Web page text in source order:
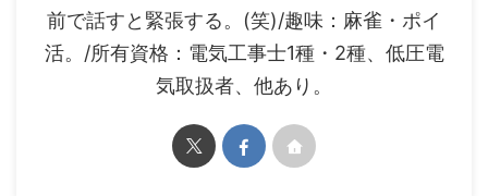
前で話すと緊張する。(笑)/趣味：麻雀・ポイ
活。/所有資格：電気工事士1種・2種、低圧電
気取扱者、他あり。